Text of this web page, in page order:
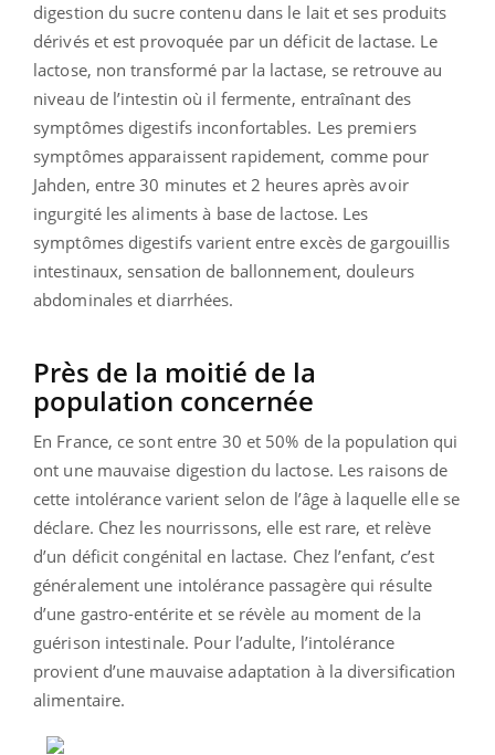
digestion du sucre contenu dans le lait et ses produits
dérivés et est provoquée par un déficit de lactase. Le
lactose, non transformé par la lactase, se retrouve au
niveau de l’intestin où il fermente, entraînant des
symptômes digestifs inconfortables. Les premiers
symptômes apparaissent rapidement, comme pour
Jahden, entre 30 minutes et 2 heures après avoir
ingurgité les aliments à base de lactose. Les
symptômes digestifs varient entre excès de gargouillis
intestinaux, sensation de ballonnement, douleurs
abdominales et diarrhées.
Près de la moitié de la
population concernée
En France, ce sont entre 30 et 50% de la population qui
ont une mauvaise digestion du lactose. Les raisons de
cette intolérance varient selon de l’âge à laquelle elle se
déclare. Chez les nourrissons, elle est rare, et relève
d’un déficit congénital en lactase. Chez l’enfant, c’est
généralement une intolérance passagère qui résulte
d’une gastro-entérite et se révèle au moment de la
guérison intestinale. Pour l’adulte, l’intolérance
provient d’une mauvaise adaptation à la diversification
alimentaire.